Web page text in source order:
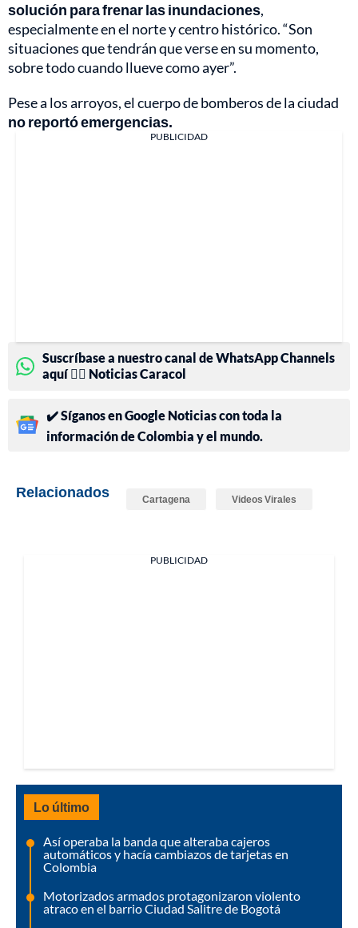
solución para frenar las inundaciones,
especialmente en el norte y centro histórico. “Son
situaciones que tendrán que verse en su momento,
sobre todo cuando llueve como ayer”.
Pese a los arroyos, el cuerpo de bomberos de la ciudad
no reportó emergencias.
PUBLICIDAD
Suscríbase a nuestro canal de WhatsApp Channels
aquí 👉🏻 Noticias Caracol
✔️ Síganos en Google Noticias con toda la
información de Colombia y el mundo.
Relacionados Cartagena Videos Virales
PUBLICIDAD
Lo último
Así operaba la banda que alteraba cajeros
automáticos y hacía cambiazos de tarjetas en
Colombia
Motorizados armados protagonizaron violento
atraco en el barrio Ciudad Salitre de Bogotá